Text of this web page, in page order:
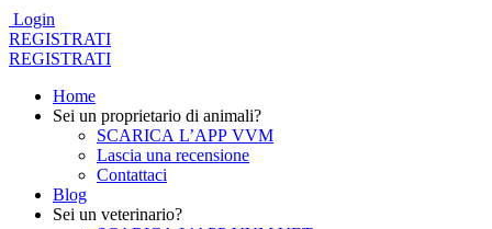
Login
REGISTRATI
REGISTRATI
Home
Sei un proprietario di animali?
SCARICA L’APP VVM
Lascia una recensione
Contattaci
Blog
Sei un veterinario?